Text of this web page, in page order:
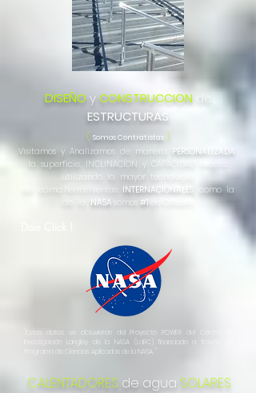
DISEÑO y CONSTRUCCION de
ESTRUCTURAS
( Somos Contratistas )
Visitamos y Analizamos de manera PERSONALIZADA
la superficie, INCLINACÍON y CAPACIDAD exacta,
utilizando la mayor tecnología
cómo herramientas INTERNACIONALES, como la
de la NASA somos #1 en Cálculo.
"Estos datos se obtuvieron del Proyecto POWER del Centro de
Investigación Langley de la NASA (LaRC) financiado a través del
Programa de Ciencias Aplicadas de la NASA. "
CALENTADORES de agua SOLARES